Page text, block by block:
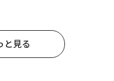
と見る